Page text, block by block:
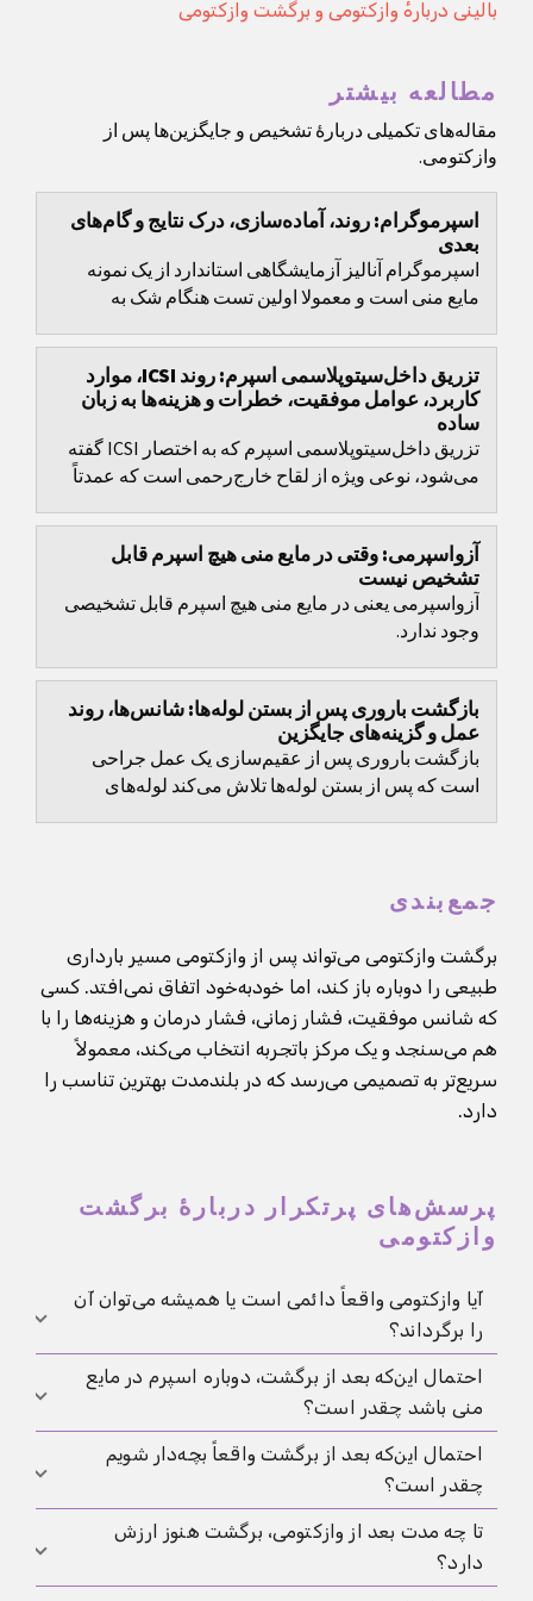
بالینی دربارهٔ وازکتومی و برگشت وازکتومی
مطالعه بیشتر
مقاله‌های تکمیلی دربارهٔ تشخیص و جایگزین‌ها پس از
وازکتومی.
اسپرموگرام: روند، آماده‌سازی، درک نتایج و گام‌های
بعدی
اسپرموگرام آنالیز آزمایشگاهی استاندارد از یک نمونه
مایع منی است و معمولا اولین تست هنگام شک به
تزریق داخل‌سیتوپلاسمی اسپرم: روند ICSI، موارد
کاربرد، عوامل موفقیت، خطرات و هزینه‌ها به زبان
ساده
تزریق داخل‌سیتوپلاسمی اسپرم که به اختصار ICSI گفته
می‌شود، نوعی ویژه از لقاح خارج‌رحمی است که عمدتاً
آزواسپرمی: وقتی در مایع منی هیچ اسپرم قابل
تشخیص نیست
آزواسپرمی یعنی در مایع منی هیچ اسپرم قابل تشخیصی
وجود ندارد.
بازگشت باروری پس از بستن لوله‌ها: شانس‌ها، روند
عمل و گزینه‌های جایگزین
بازگشت باروری پس از عقیم‌سازی یک عمل جراحی
است که پس از بستن لوله‌ها تلاش می‌کند لوله‌های
جمع‌بندی
برگشت وازکتومی می‌تواند پس از وازکتومی مسیر بارداری
طبیعی را دوباره باز کند، اما خودبه‌خود اتفاق نمی‌افتد. کسی
که شانس موفقیت، فشار زمانی، فشار درمان و هزینه‌ها را با
هم می‌سنجد و یک مرکز باتجربه انتخاب می‌کند، معمولاً
سریع‌تر به تصمیمی می‌رسد که در بلندمدت بهترین تناسب را
دارد.
پرسش‌های پرتکرار دربارهٔ برگشت
وازکتومی
آیا وازکتومی واقعاً دائمی است یا همیشه می‌توان آن
را برگرداند؟
وازکتومی به‌عنوان جلوگیری دائمی در نظر گرفته می‌شود.
برگشت وازکتومی اغلب ممکن است، اما تضمینی نیست و
شانس موفقیت به‌شدت به شرایط اولیه، تکنیک و مدت
زمان از وازکتومی بستگی دارد.
احتمال این‌که بعد از برگشت، دوباره اسپرم در مایع
منی باشد چقدر است؟
در بسیاری از مردان دوباره اسپرم در مایع منی دیده
می‌شود، به‌ویژه اگر عمل زود پس از وازکتومی و در یک
مرکز تخصصی انجام شود. با این حال مواردی هم وجود
دارد که مسیرها دوباره مسدود می‌شوند یا شرایط
پیچیده‌تر است.
احتمال این‌که بعد از برگشت واقعاً بچه‌دار شویم
چقدر است؟
شانس بارداری به‌طور قابل‌توجهی به شریکی که رحم دارد
هم وابسته است، مخصوصاً سن و باروری پایه. بنابراین بهتر
تا چه مدت بعد از وازکتومی، برگشت هنوز ارزش
دارد؟